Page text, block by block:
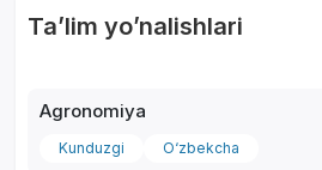
Ta’lim yo’nalishlari
Agronomiya
Kunduzgi O‘zbekcha